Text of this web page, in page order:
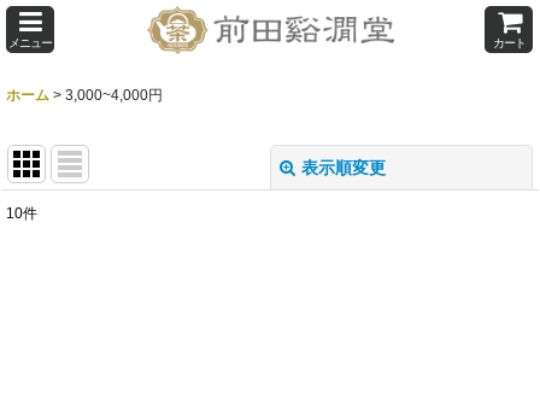
メニュー カート
ホーム > 3,000~4,000円
表示順変更
10件